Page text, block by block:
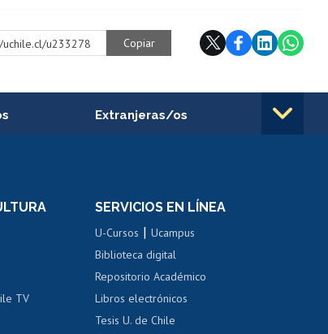
uchile.cl/u233278 Copiar
interna
Extranjeras/os
Movilidad Estudiantil
Cursos de español
TV
SERVICIOS EN LÍNEA
U-Cursos |Ucampus
Biblioteca digital
Repositorio Académico
Libros electrónicos
Tesis U. de Chile